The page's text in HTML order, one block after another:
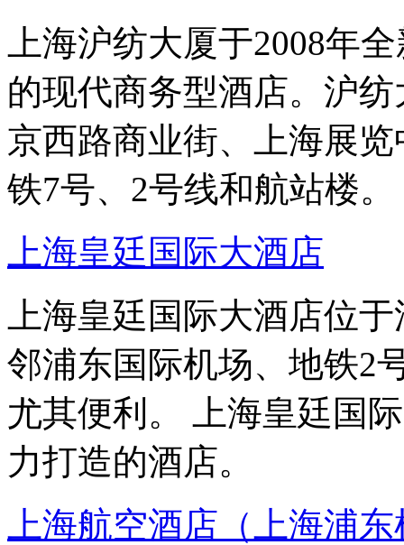
上海沪纺大厦于2008年
的现代商务型酒店。沪
京西路商业街、上海展
铁7号、2号线和航站楼。
上海皇廷国际大酒店
上海皇廷国际大酒店位
邻浦东国际机场、地铁2
尤其便利。 上海皇廷国
力打造的酒店。
上海航空酒店（上海浦